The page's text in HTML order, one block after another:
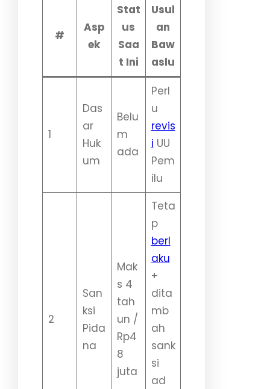
#
Asp
ek
Stat
us
Saa
t Ini
Usul
an
Baw
aslu
1
Das
ar
Huk
um
Belu
m
ada
Perl
u
revis
i UU
Pem
ilu
2
San
ksi
Pida
na
Mak
s 4
tah
un /
Rp4
8
juta
Teta
p
berl
aku
+
dita
mb
ah
sank
si
ad